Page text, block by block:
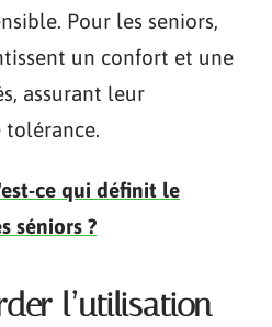
Pour les seniors,
un confort et une
assurant leur
ce qui définit le
séniors ?
l’utilisation